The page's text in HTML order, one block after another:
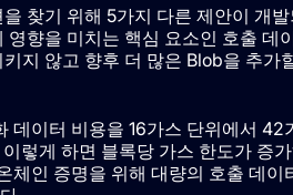
찾기 위해 5가지 다른 제안이 개
향을 미치는 핵심 요소인 호출 데
지 않고 향후 더 많은 Blob을 추가
데이터 비용을 16가스 단위에서 42
렇게 하면 블록당 가스 한도가 증
체인 증명을 위해 대량의 호출 데